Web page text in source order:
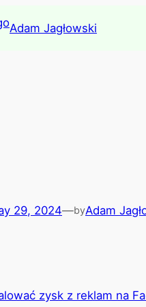
Adam Jagłowski
29, 2024—byAdam
zysk z reklam na